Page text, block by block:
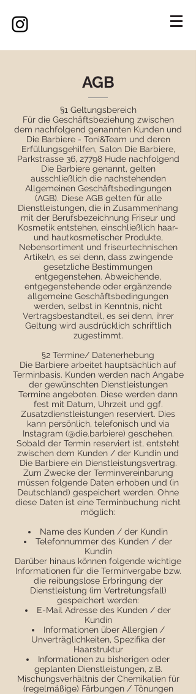
AGB
§1 Geltungsbereich
Für die Geschäftsbeziehung zwischen
dem nachfolgend genannten Kunden und
Die Barbiere - Toni&Team und deren
Erfüllungsgehilfen, Salon Die Barbiere,
Parkstrasse 36, 27798 Hude nachfolgend
Die Barbiere genannt, gelten
ausschließlich die nachstehenden
Allgemeinen Geschäftsbedingungen
(AGB). Diese AGB gelten für alle
Dienstleistungen, die in Zusammenhang
mit der Berufsbezeichnung Friseur und
Kosmetik entstehen, einschließlich haar-
und hautkosmetischer Produkte,
Nebensortiment und friseurtechnischen
Artikeln, es sei denn, dass zwingende
gesetzliche Bestimmungen
entgegenstehen. Abweichende,
entgegenstehende oder ergänzende
allgemeine Geschäftsbedingungen
werden, selbst in Kenntnis, nicht
Vertragsbestandteil, es sei denn, ihrer
Geltung wird ausdrücklich schriftlich
zugestimmt.
§2 Termine/ Datenerhebung
Die Barbiere arbeitet hauptsächlich auf
Terminbasis. Kunden werden nach Angabe
der gewünschten Dienstleistungen
Termine angeboten. Diese werden dann
fest mit Datum, Uhrzeit und ggf.
Zusatzdienstleistungen reserviert. Dies
kann persönlich, telefonisch und via
Instagram (@die.barbiere) geschehen.
Sobald der Termin reserviert ist, entsteht
zwischen dem Kunden / der Kundin und
Die Barbiere ein Dienstleistungsvertrag.
Zum Zwecke der Terminvereinbarung
müssen folgende Daten erhoben und (in
Deutschland) gespeichert werden. Ohne
diese Daten ist eine Terminbuchung nicht
möglich:
Name des Kunden / der Kundin
Telefonnummer des Kunden / der
Kundin
Darüber hinaus können folgende wichtige
Informationen für die Terminvergabe bzw.
die reibungslose Erbringung der
Dienstleistung (im Vertretungsfall)
gespeichert werden:
E-Mail Adresse des Kunden / der
Kundin
Informationen über Allergien /
Unverträglichkeiten, Spezifika der
Haarstruktur
Informationen zu bisherigen oder
geplanten Dienstleistungen, z.B.
Mischungsverhältnis der Chemikalien für
(regelmäßige) Färbungen / Tönungen